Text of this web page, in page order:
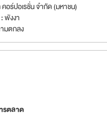
คอร์ปอเรชั่น จำกัด (มหาชน)
พังงา
มตกลง
รตลาด